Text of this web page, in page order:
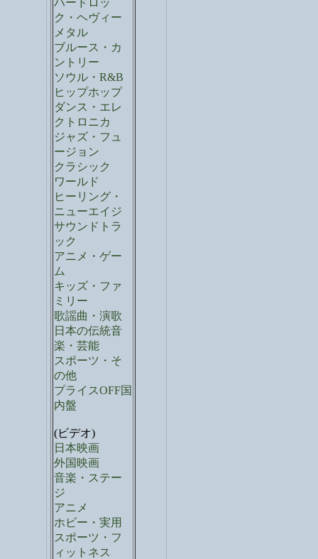
ハードロッ
ク・ヘヴィー
メタル
ブルース・カ
ントリー
ソウル・R&B
ヒップホップ
ダンス・エレ
クトロニカ
ジャズ・フュ
ージョン
クラシック
ワールド
ヒーリング・
ニューエイジ
サウンドトラ
ック
アニメ・ゲー
ム
キッズ・ファ
ミリー
歌謡曲・演歌
日本の伝統音
楽・芸能
スポーツ・そ
の他
プライスOFF国
内盤
(ビデオ)
日本映画
外国映画
音楽・ステー
ジ
アニメ
ホビー・実用
スポーツ・フ
ィットネス